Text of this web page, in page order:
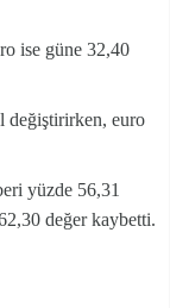
ise güne 32,40
değiştirirken, euro
yüzde 56,31
değer kaybetti.